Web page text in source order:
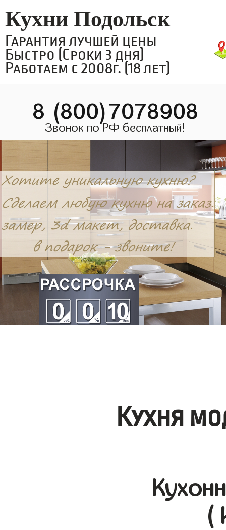
Кухни Подольск
Гарантия лучшей цены
Быстро (Сроки 3 дня)
Работаем с 2008г. (18 лет)
8 (800)7078908
Звонок по РФ бесплатный!
Кухня
(